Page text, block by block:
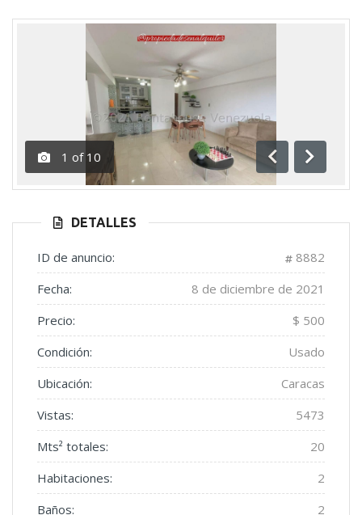
1 of 10
Anterior
DETALLES
ID de anuncio:
8882
Fecha:
8 de diciembre de 2021
Precio:
$ 500
Condición:
Usado
Ubicación:
Caracas
Vistas:
5473
Mts² totales:
20
Habitaciones:
2
Baños:
2